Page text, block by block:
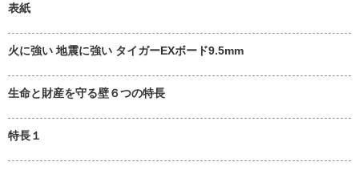
表紙
火に強い 地震に強い タイガーEXボード9.5mm
生命と財産を守る壁６つの特長
特長１